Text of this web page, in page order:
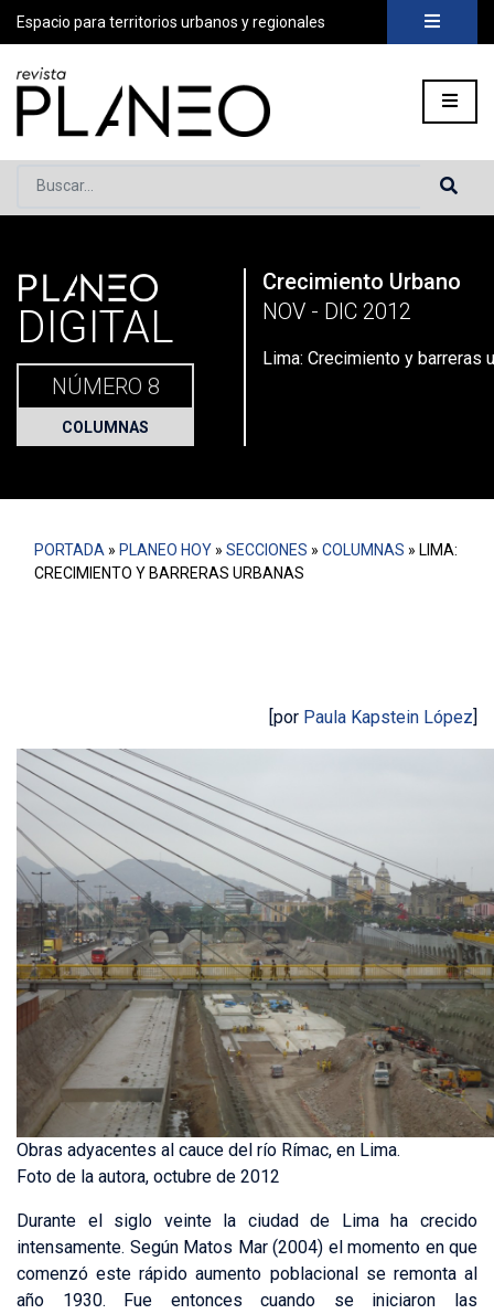
Espacio para territorios urbanos y regionales
Buscar...
Portada» Planeo Hoy Secciones»Columnas» Lima:
PLANEO
DIGITAL
NÚMERO 8
COLUMNAS
Crecimiento Urbano
NOV - DIC 2012
Lima: Crecimiento y barreras
PORTADA » PLANEO HOY » SECCIONES » COLUMNAS » LIMA:
CRECIMIENTO Y BARRERAS URBANAS
[por Paula Kapstein López]
Obras adyacentes al cauce del río Rímac, en Lima.
Foto de la autora, octubre de 2012
Durante el siglo veinte la ciudad de Lima ha crecido
intensamente. Según Matos Mar (2004) el momento en que
comenzó este rápido aumento poblacional se remonta al
año 1930. Fue entonces cuando se iniciaron las